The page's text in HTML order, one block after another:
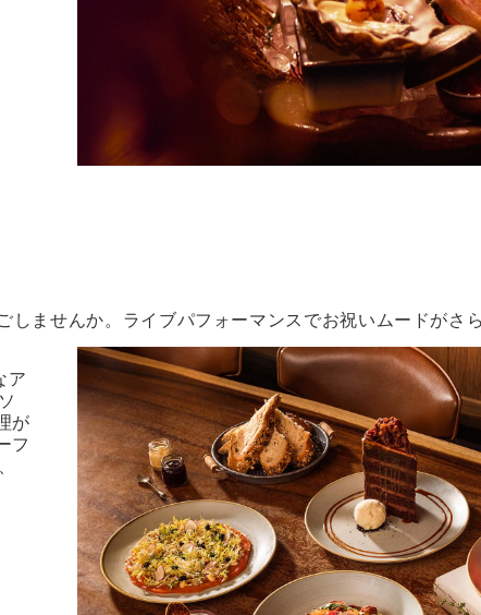
ませんか。ライブパフォーマンスでお祝いムードがさ
ア
が
フ